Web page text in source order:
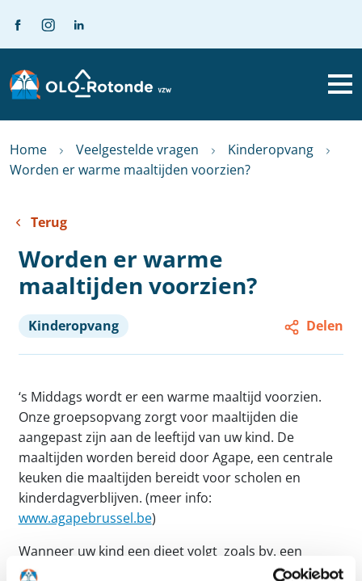
Home Veelgestelde vragen
Kinderopvang
Worden er warme maaltijden voorzien?
Terug
Worden er warme
maaltijden voorzien?
Delen
Kinderopvang
‘s Middags wordt er een warme maaltijd voorzien.
Onze groepsopvang zorgt voor maaltijden die
aangepast zijn aan de leeftijd van uw kind. De
maaltijden worden bereid door Agape, een centrale
keuken die maaltijden bereidt voor scholen en
kinderdagverblijven. (meer info:
www.agapebrussel.be)
Wanneer uw kind een dieet volgt zoals bv. een
glutenvrij dieet, of wanneer u speciale wensen hebt,